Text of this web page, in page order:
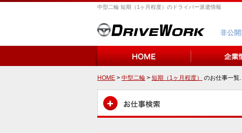
中型二輪 短期（1ヶ月程度）のドライバー派遣情報
非公
HOME > 中型二輪 > 短期（1ヶ月程度） のお仕事一覧.